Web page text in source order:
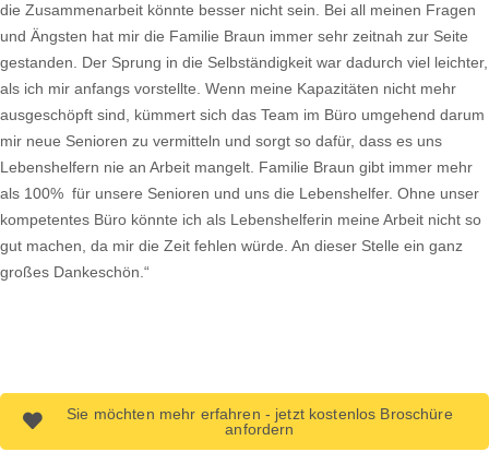
die Zusammenarbeit könnte besser nicht sein. Bei all meinen Fragen
und Ängsten hat mir die Familie Braun immer sehr zeitnah zur Seite
gestanden. Der Sprung in die Selbständigkeit war dadurch viel leichter,
als ich mir anfangs vorstellte. Wenn meine Kapazitäten nicht mehr
ausgeschöpft sind, kümmert sich das Team im Büro umgehend darum
mir neue Senioren zu vermitteln und sorgt so dafür, dass es uns
Lebenshelfern nie an Arbeit mangelt. Familie Braun gibt immer mehr
als 100% für unsere Senioren und uns die Lebenshelfer. Ohne unser
kompetentes Büro könnte ich als Lebenshelferin meine Arbeit nicht so
gut machen, da mir die Zeit fehlen würde. An dieser Stelle ein ganz
großes Dankeschön.“
Sie möchten mehr erfahren - jetzt kostenlos Broschüre
anfordern